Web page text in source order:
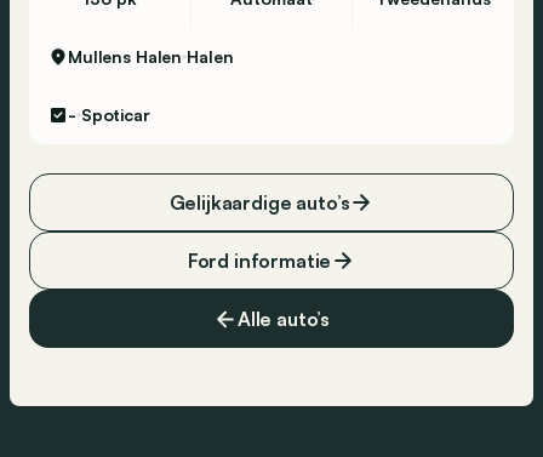
Mullens Halen Halen
- Spoticar
Alle auto’s
Ford informatie
Gelijkaardige auto’s